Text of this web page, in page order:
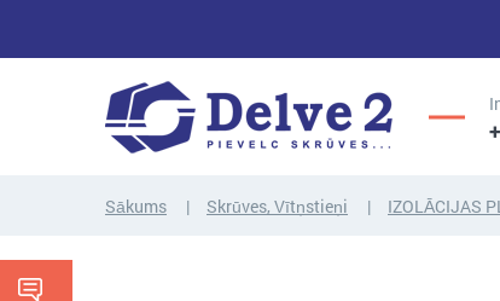
Sākums Skrūves, Vītņstieņi IZOLĀCIJAS